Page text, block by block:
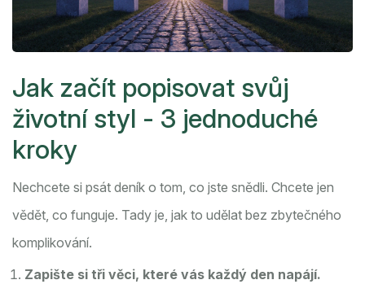
Jak začít popisovat svůj
životní styl - 3 jednoduché
kroky
Nechcete si psát deník o tom, co jste snědli. Chcete jen
vědět, co funguje. Tady je, jak to udělat bez zbytečného
komplikování.
Zapište si tři věci, které vás každý den napájí.